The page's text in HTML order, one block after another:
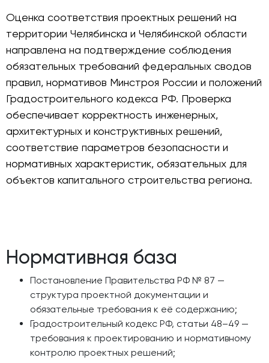
Оценка соответствия проектных решений на
территории Челябинска и Челябинской области
направлена на подтверждение соблюдения
обязательных требований федеральных сводов
правил, нормативов Минстроя России и положений
Градостроительного кодекса РФ. Проверка
обеспечивает корректность инженерных,
архитектурных и конструктивных решений,
соответствие параметров безопасности и
нормативных характеристик, обязательных для
объектов капитального строительства региона.
Нормативная база
Постановление Правительства РФ № 87 —
структура проектной документации и
обязательные требования к её содержанию;
Градостроительный кодекс РФ, статьи 48–49 —
требования к проектированию и нормативному
контролю проектных решений;